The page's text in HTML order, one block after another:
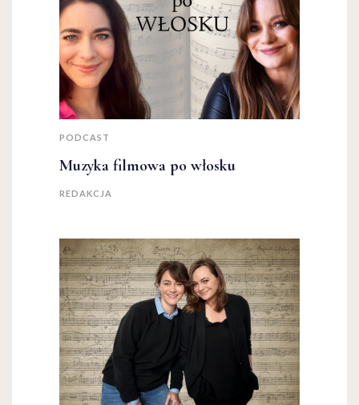
PODCAST
Muzyka filmowa po włosku
REDAKCJA